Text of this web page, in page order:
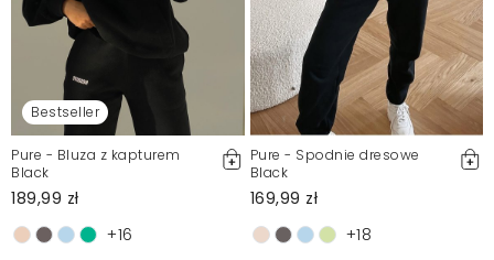
Bestseller
Pure - Bluza z kapturem
Black
189,99 zł
+16
Pure - Spodnie dresowe
Black
169,99 zł
+18